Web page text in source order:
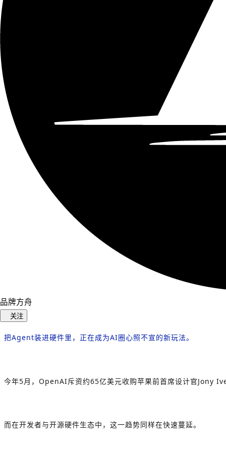
品牌方舟
关注
把Agent装进硬件里，正在成为AI圈心照不宣的新玩法。
今年5月，OpenAI斥资约65亿美元收购苹果前首席设计官Jony
而在开发者与开源硬件生态中，这一趋势同样在快速蔓延。